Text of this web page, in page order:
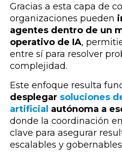
Gracias a esta capa de
organizaciones pueden
agentes dentro de un
operativo de IA,
entre sí para resolver
complejidad.
Este enfoque resulta
desplegar soluciones
artificial autónoma a
donde la coordinación
clave para asegurar
escalables y